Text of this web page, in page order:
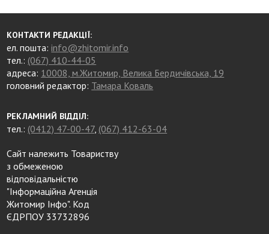
КОНТАКТИ РЕДАКЦІЇ:
ел. пошта:info@zhitomir.info
тел.: (067) 410-44-05
адреса: 10008, м.Житомир, Велика Бердичівська, 19
головний редактор: Тамара Коваль
РЕКЛАМНИЙ ВІДДІЛ:
тел.: (0412) 47-00-47, (067) 412-63-04
Сайт належить Товариству
з обмеженою
відповідальністю
"Інформаційна Агенція
Житомир Інфо". Код
ЄДРПОУ 33732896